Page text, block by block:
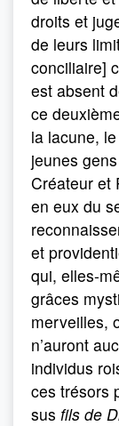
droits et
de leurs
conciliaire]
est absent
ce
la lacune,
jeunes
Créateur et
en eux du
et
qui, elles-
grâces
merveilles,
n’auront
individus
ces trésors
sus fils de